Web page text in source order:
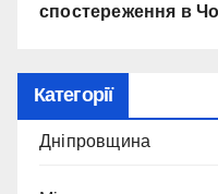
спостереження в
Категорії
Дніпровщина